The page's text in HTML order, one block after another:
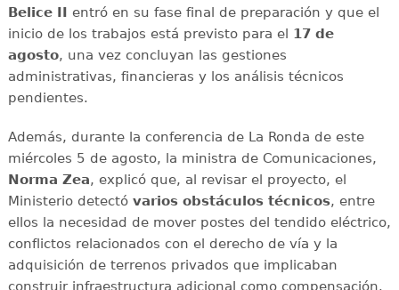
Belice II entró en su fase final de preparación y que el
inicio de los trabajos está previsto para el 17 de
agosto, una vez concluyan las gestiones
administrativas, financieras y los análisis técnicos
pendientes.
Además, durante la conferencia de La Ronda de este
miércoles 5 de agosto, la ministra de Comunicaciones,
Norma Zea, explicó que, al revisar el proyecto, el
Ministerio detectó varios obstáculos técnicos, entre
ellos la necesidad de mover postes del tendido eléctrico,
conflictos relacionados con el derecho de vía y la
adquisición de terrenos privados que implicaban
construir infraestructura adicional como compensación.